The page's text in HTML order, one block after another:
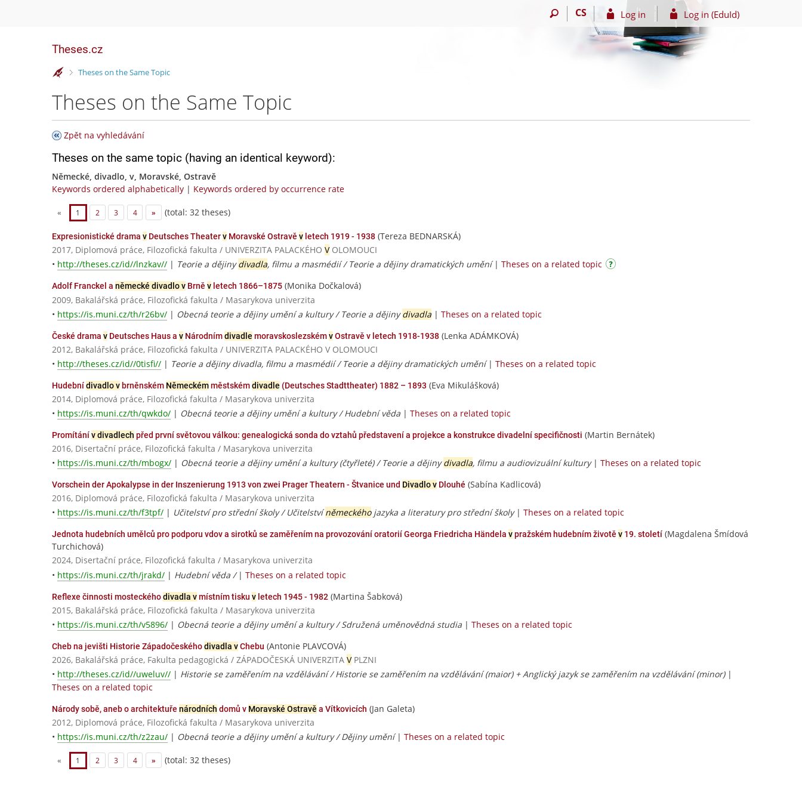
CS Log in Log in (EduId)
Theses.cz
>
Theses on the Same Topic
Theses on the Same Topic
Zpět na vyhledávání
Theses on the same topic (having an identical keyword):
Německé, divadlo, v, Moravské, Ostravě
Keywords ordered alphabetically | Keywords ordered by occurrence rate
« 1 2 3 4 » (total: 32 theses)
Expresionistické drama v Deutsches Theaterv Moravské Ostravě v letech 1919 - 1938 (Tereza BEDNARSKÁ)
2017, Diplomová práce, Filozofická fakulta / UNIVERZITA PALACKÉHO VOLOMOUCI
• http://theses.cz/id//lnzkav// | Teorie a dějinydivadla, filmu a masmédií / Teorie a dějiny dramatických umění| Theses on a related topic
Adolf Franckel a německé divadlo v Brně v letech 1866–1875 (Monika Dočkalová)
2009, Bakalářská práce, Filozofická fakulta / Masarykova univerzita
• https://is.muni.cz/th/r26bv/ | Obecná teorie a dějiny umění a kultury / Teorie a dějinydivadla | Theses on a related topic
České drama v Deutsches Haus a v Národnímdivadle moravskoslezskémvOstravě v letech 1918-1938 (Lenka ADÁMKOVÁ)
2012, Bakalářská práce, Filozofická fakulta / UNIVERZITA PALACKÉHO V OLOMOUCI
• http://theses.cz/id//0tisfi// | Teorie a dějiny divadla, filmu a masmédií / Teorie a dějiny dramatických umění| Theses on a related topic
Hudebnídivadlo v brněnském Německémměstskémdivadle (Deutsches Stadttheater) 1882 – 1893 (Eva Mikulášková)
2014, Diplomová práce, Filozofická fakulta / Masarykova univerzita
• https://is.muni.cz/th/qwkdo/ | Obecná teorie a dějiny umění a kultury / Hudební věda | Theses on a related topic
Promítánív divadlech před první světovou válkou: genealogická sonda do vztahů představení a projekce a konstrukce divadelní specifičnosti (Martin Bernátek)
2016, Disertační práce, Filozofická fakulta / Masarykova univerzita
• https://is.muni.cz/th/mbogx/ | Obecná teorie a dějiny umění a kultury (čtyřleté) / Teorie a dějinydivadla, filmu a audiovizuální kultury| Theses on a related topic
Vorschein der Apokalypse in der Inszenierung 1913 von zwei Prager Theatern - Štvanice und Divadlo v Dlouhé (Sabína Kadlicová)
2016, Diplomová práce, Filozofická fakulta / Masarykova univerzita
• https://is.muni.cz/th/f3tpf/ | Učitelství pro střední školy / Učitelstvíněmeckéhojazyka a literatury pro střední školy| Theses on a related topic
Jednota hudebních umělců pro podporu vdov a sirotků se zaměřením na provozování oratorií Georga Friedricha Händela vpražském hudebním životě v 19. století (Magdalena Šmídová
Turchichová)
2024, Disertační práce, Filozofická fakulta / Masarykova univerzita
• https://is.muni.cz/th/jrakd/ | Hudební věda / | Theses on a related topic
Reflexe činnosti mosteckéhodivadla vmístním tisku v letech 1945 - 1982 (Martina Šabková)
2015, Bakalářská práce, Filozofická fakulta / Masarykova univerzita
• https://is.muni.cz/th/v5896/ | Obecná teorie a dějiny umění a kultury / Sdružená uměnovědná studia | Theses on a related topic
Cheb na jevišti Historie Západočeskéhodivadla vChebu (Antonie PLAVCOVÁ)
2026, Bakalářská práce, Fakulta pedagogická / ZÁPADOČESKÁ UNIVERZITA VPLZNI
• http://theses.cz/id//uweluv// | Historie se zaměřením na vzdělávání / Historie se zaměřením na vzdělávání (maior) + Anglický jazyk se zaměřením na vzdělávání (minor)|
Theses on a related topic
Národy sobě, aneb o architektuře národních domů v Moravské Ostravě a Vítkovicích (Jan Galeta)
2012, Diplomová práce, Filozofická fakulta / Masarykova univerzita
• https://is.muni.cz/th/z2zau/ | Obecná teorie a dějiny umění a kultury / Dějiny umění| Theses on a related topic
« 1 2 3 4 » (total: 32 theses)